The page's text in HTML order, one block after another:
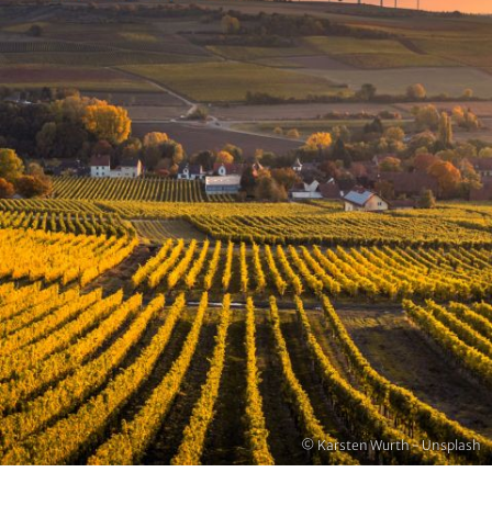
Copyright
© Karsten Wurth - Unsplash